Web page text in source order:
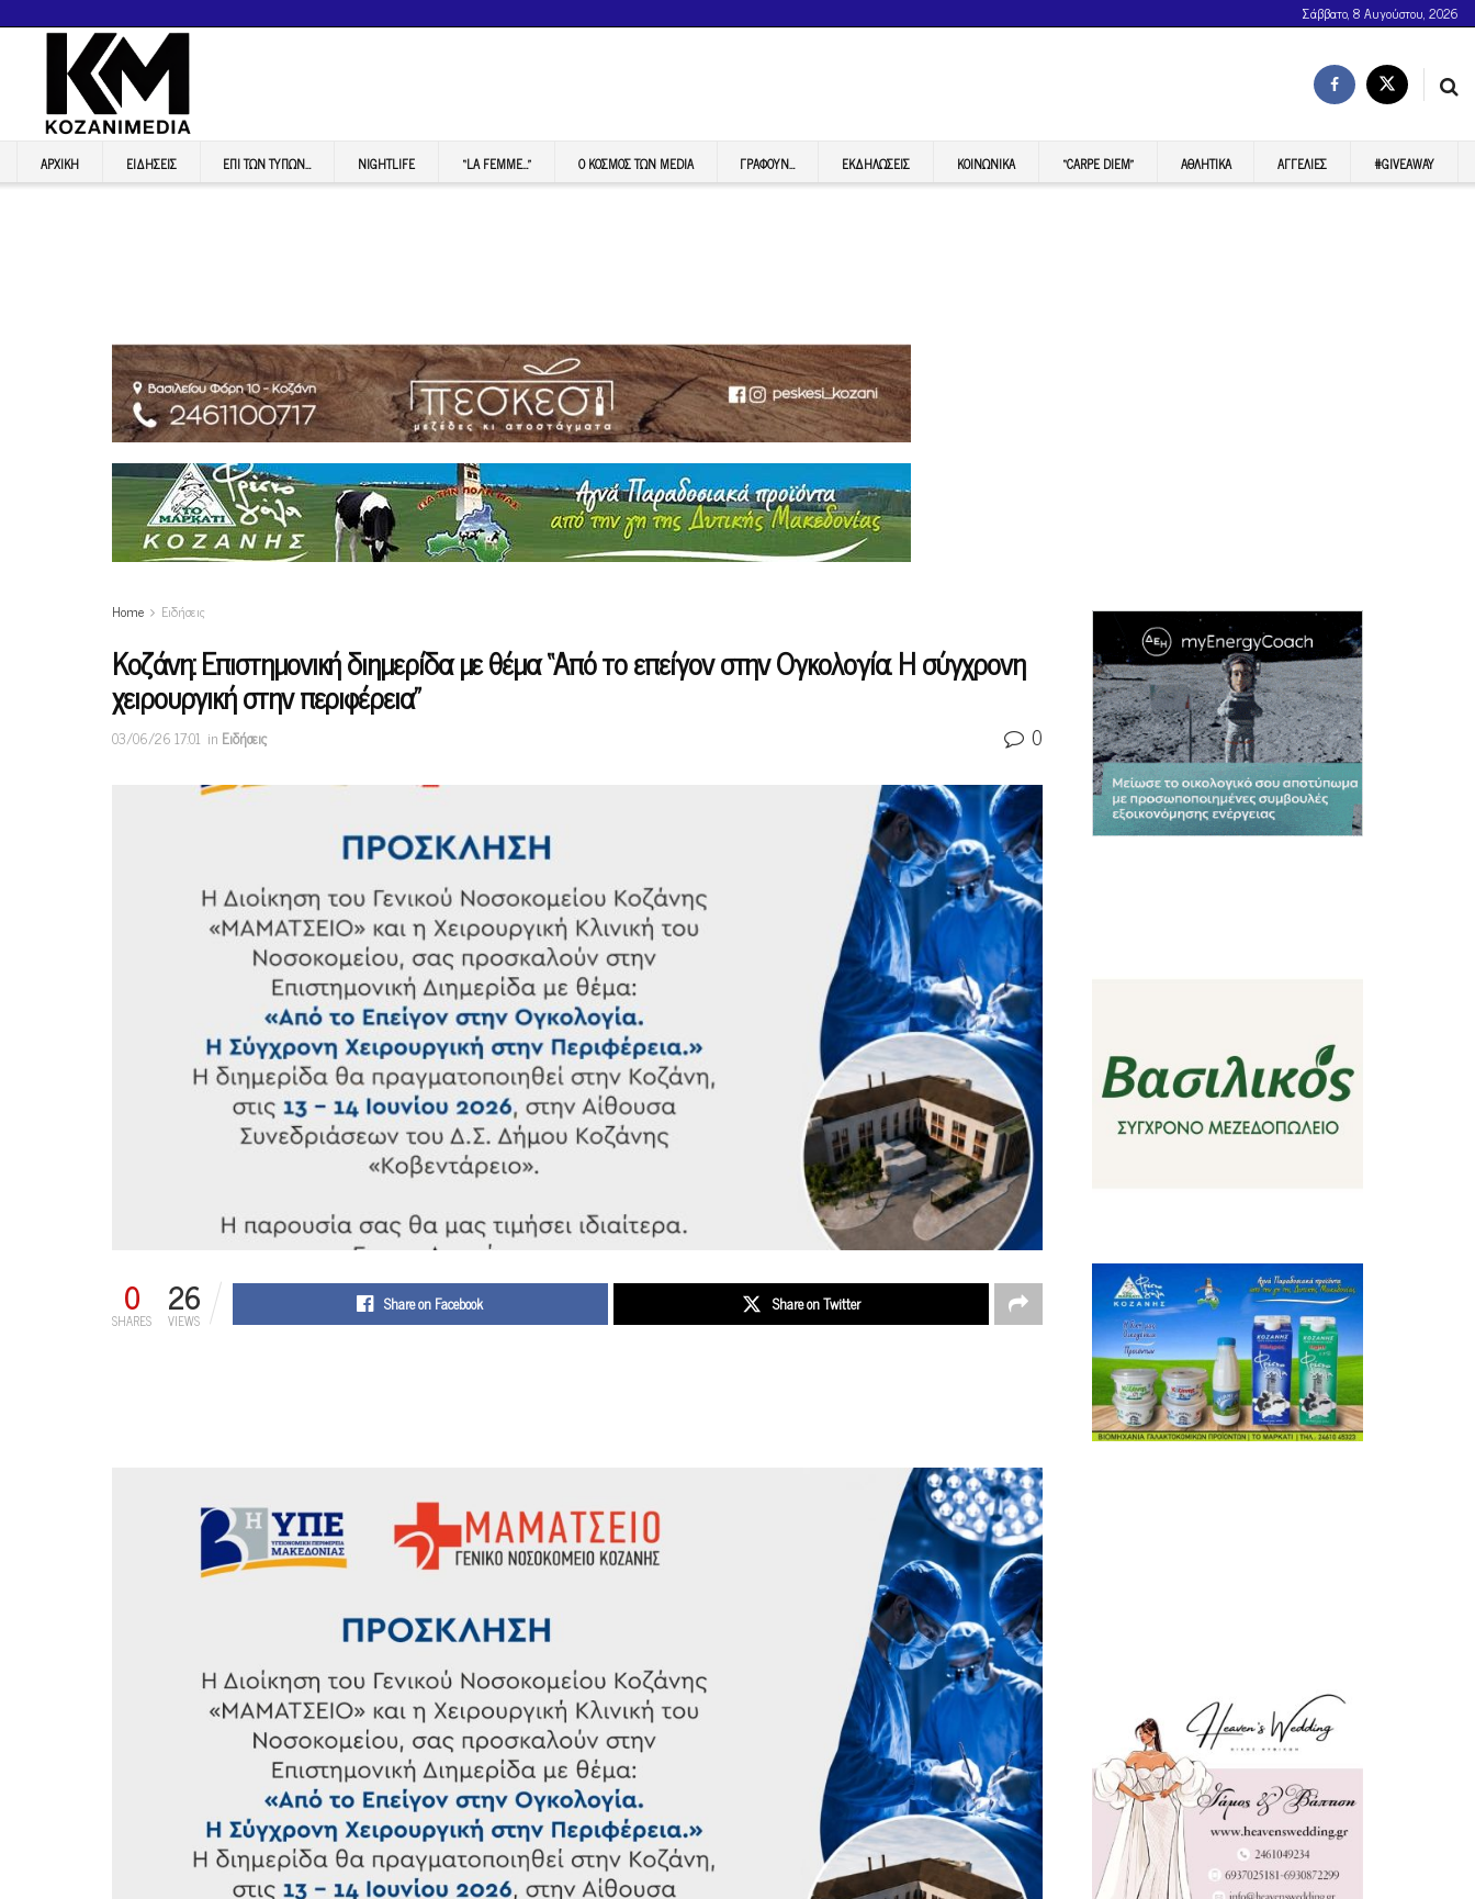
Σάββατο, 8 Αυγούστου, 2026
ΑΡΧΙΚΉ ΕΙΔΉΣΕΙΣ ΕΠI ΤΩΝ ΤΥΠΩΝ… NIGHTLIFE “LA FEMME…” Ο ΚΟΣΜΟΣ ΤΩΝ MEDIA ΓΡΆΦΟΥΝ… ΕΚΔΗΛΏΣΕΙΣ ΚΟΙΝΩΝΙΚΆ “CARPE DIEM” ΑΘΛΗΤΙΚΆ ΑΓΓΕΛΊΕΣ #GIVEAWAY
Home Ειδήσεις
Κοζάνη: Επιστημονική διημερίδα με θέμα “Από το επείγον στην Ογκολογία. Η σύγχρονη
χειρουργική στην περιφέρεια”
03/06/26 17:01 in Ειδήσεις 0
0
SHARES 26
VIEWS
Share on Facebook Share on Twitter